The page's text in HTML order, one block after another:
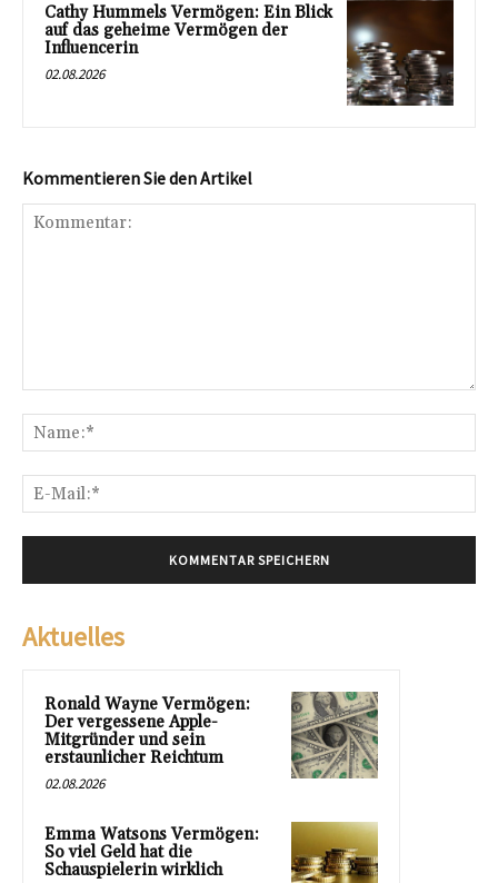
Cathy Hummels Vermögen: Ein Blick
auf das geheime Vermögen der
Influencerin
02.08.2026
Kommentieren Sie den Artikel
Aktuelles
Ronald Wayne Vermögen:
Der vergessene Apple-
Mitgründer und sein
erstaunlicher Reichtum
02.08.2026
Emma Watsons Vermögen:
So viel Geld hat die
Schauspielerin wirklich